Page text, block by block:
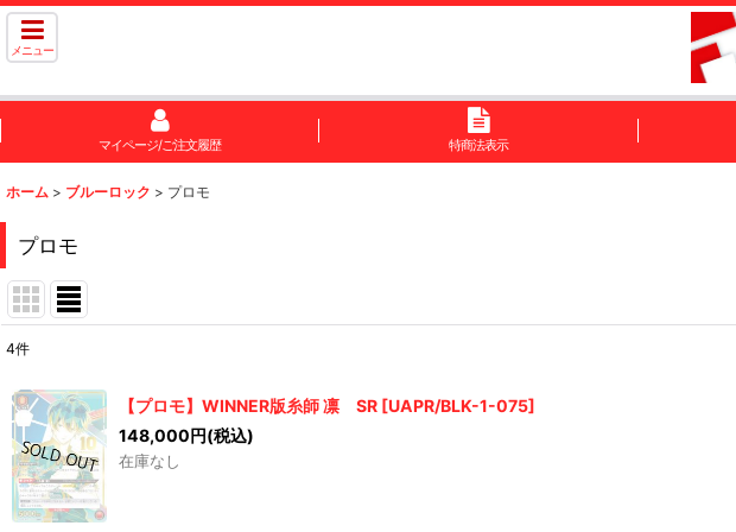
メニュー
マイページ/ご注文履歴 特商法表示
ホーム > ブルーロック > プロモ
プロモ
在庫あり
並び順:
4件
【プロモ】WINNER版糸師 凛 SR [UAPR/BLK-1-075]
148,000円(税込)
在庫なし